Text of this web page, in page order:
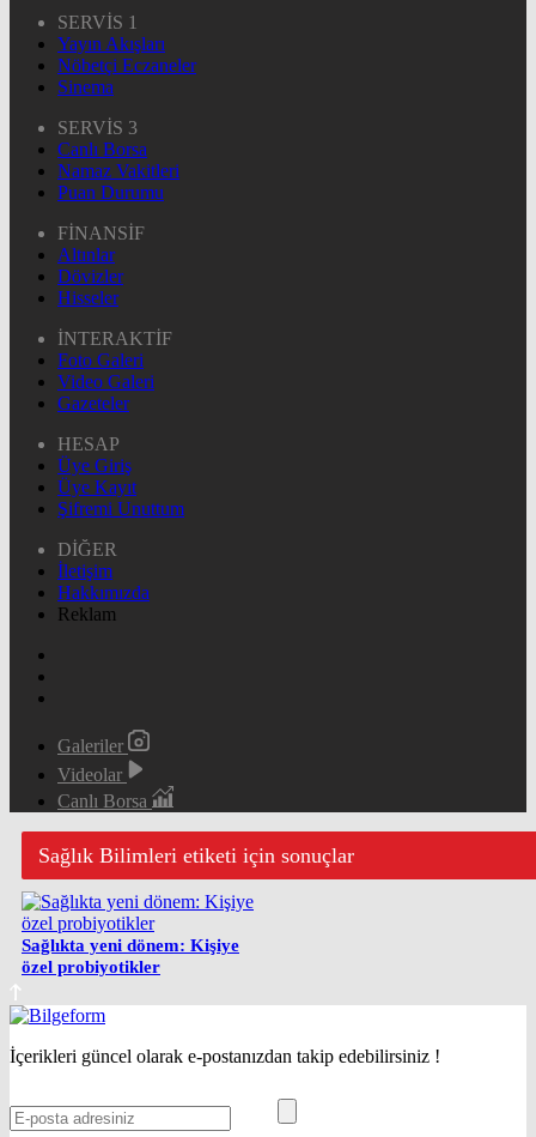
SERVİS 1
Yayın Akışları
Nöbetçi Eczaneler
Sinema
SERVİS 3
Canlı Borsa
Namaz Vakitleri
Puan Durumu
FİNANSİF
Altınlar
Dövizler
Hisseler
İNTERAKTİF
Foto Galeri
Video Galeri
Gazeteler
HESAP
Üye Giriş
Üye Kayıt
Şifremi Unuttum
DİĞER
İletişim
Hakkımızda
Reklam
Galeriler
Videolar
Canlı Borsa
Sağlık Bilimleri etiketi için sonuçlar
Sağlıkta yeni dönem: Kişiye
özel probiyotikler
İçerikleri güncel olarak e-postanızdan takip edebilirsiniz !